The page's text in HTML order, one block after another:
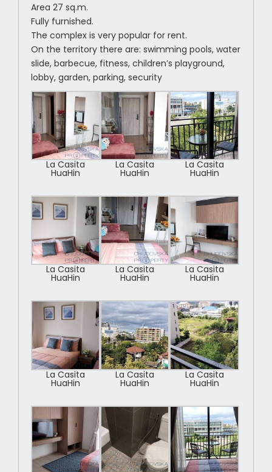
Area 27 sq.m.
Fully furnished.
The complex is very popular for rent.
On the territory there are: swimming pools, water
slide, barbecue, fitness, children’s playground,
lobby, garden, parking, security
La Casita
HuaHin
La Casita
HuaHin
La Casita
HuaHin
La Casita
HuaHin
La Casita
HuaHin
La Casita
HuaHin
La Casita
HuaHin
La Casita
HuaHin
La Casita
HuaHin